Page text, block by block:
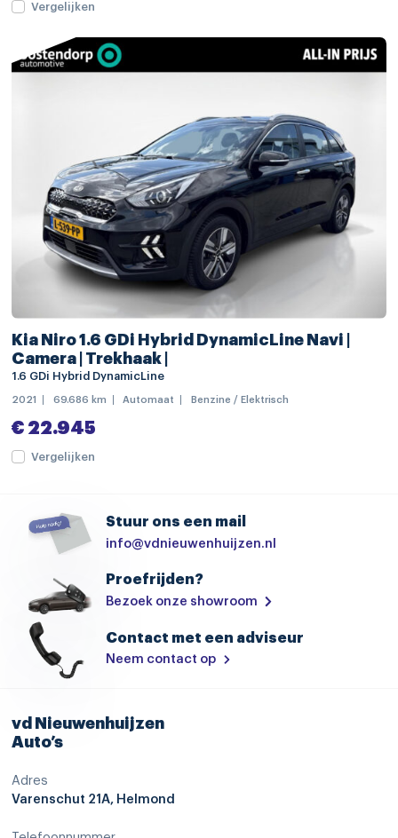
schakelmogelijkheid aan stuurwiel
stoel ventilatie voor
stuur verstelbaar
achteruitrij assistent
alarm klasse 1(startblokkering)
Anti Blokkeer Systeem
Anti doorSlip Regeling
Autonomous Emergency Braking
bandenspanningscontrolesysteem
cruise control adaptief
Elektronisch Stabiliteits Programma
hill hold functie
hoofd airbag(s) voor
knie airbag(s)
parkeersensor achter
parkeersensor voor
passagiersairbag
rijstrooksensor met correctie
zij airbag(s) voor
start/stop systeem
stuurwiel verwarmd
Vergelijken
Kia Niro 1.6 GDi Hybrid DynamicLine Navi |
Camera | Trekhaak |
1.6 GDi Hybrid DynamicLine
2021 69.686 km Automaat Benzine / Elektrisch
€ 22.945
Vergelijken
Stuur ons een mail
info@vdnieuwenhuijzen.nl
Proefrijden?
Bezoek onze showroom
Contact met een adviseur
Neem contact op
vd Nieuwenhuijzen
Auto’s
Adres
Varenschut 21A, Helmond